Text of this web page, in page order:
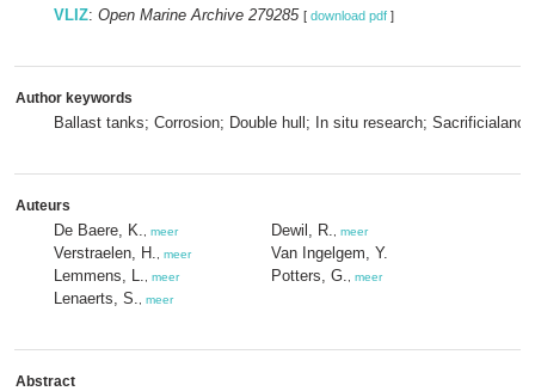
VLIZ: Open Marine Archive 279285 [ download pdf ]
Author keywords
Ballast tanks; Corrosion; Double hull; In situ research;
Auteurs
De Baere, K. meer
Verstraelen, H. meer
Lemmens, L. meer
Lenaerts, S. meer
Dewil, R. meer
Van Ingelgem, Y.
Potters, G.
meer
Abstract